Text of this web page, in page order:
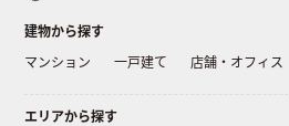
建物から探す
マンション
一戸建て 店舗・オフィス
エリアから探す